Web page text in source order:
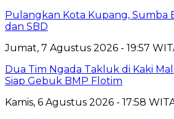
Pulangkan Kota Kupang, Sumba
dan SBD
Jumat, 7 Agustus 2026 - 19:57
Dua Tim Ngada Takluk di Kaki
Siap Gebuk BMP Flotim
Kamis, 6 Agustus 2026 - 17:58